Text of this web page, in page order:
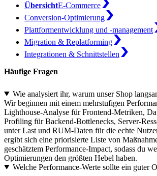
ÜbersichtE-Commerce
Conversion-Optimierung
Plattformentwicklung und -management
Migration & Replatforming
Integrationen & Schnittstellen
Häufige Fragen
Wie analysiert ihr, warum unser Shop
Wir beginnen mit einem mehrstufigen
Lighthouse-Analyse für Frontend-Metriken,
Profiling für Backend-Bottlenecks, Server-
unter Last und RUM-Daten für die echte
ergibt sich eine priorisierte Liste von
geschätztem Performance-Impact, sodass du
Optimierungen den größten Hebel haben.
Welche Performance-Werte sollte ein guter